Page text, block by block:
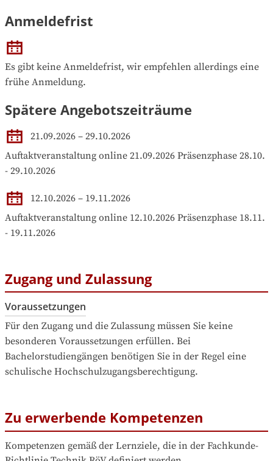
Anmeldefrist
Es gibt keine Anmeldefrist, wir empfehlen allerdings eine
frühe Anmeldung.
Spätere Angebotszeiträume
21.09.2026 – 29.10.2026
Auftaktveranstaltung online 21.09.2026 Präsenzphase 28.10.
- 29.10.2026
12.10.2026 – 19.11.2026
Auftaktveranstaltung online 12.10.2026 Präsenzphase 18.11.
- 19.11.2026
Zugang und Zulassung
Voraussetzungen
Für den Zugang und die Zulassung müssen Sie keine
besonderen Voraussetzungen erfüllen. Bei
Bachelorstudiengängen benötigen Sie in der Regel eine
schulische Hochschulzugangsberechtigung.
Zu erwerbende Kompetenzen
Kompetenzen gemäß der Lernziele, die in der Fachkunde-